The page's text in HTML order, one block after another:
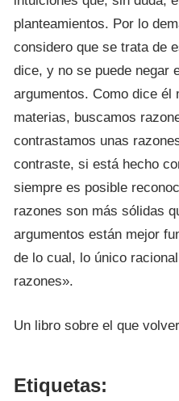
planteamientos. Por lo
considero que se trata de
dice, y no se puede negar
argumentos. Como dice él
materias, buscamos
contrastamos unas
contraste, si está hecho
siempre es posible
razones son más sólidas
argumentos están mejor
de lo cual, lo único
razones».
Un libro sobre el que
Etiquetas: